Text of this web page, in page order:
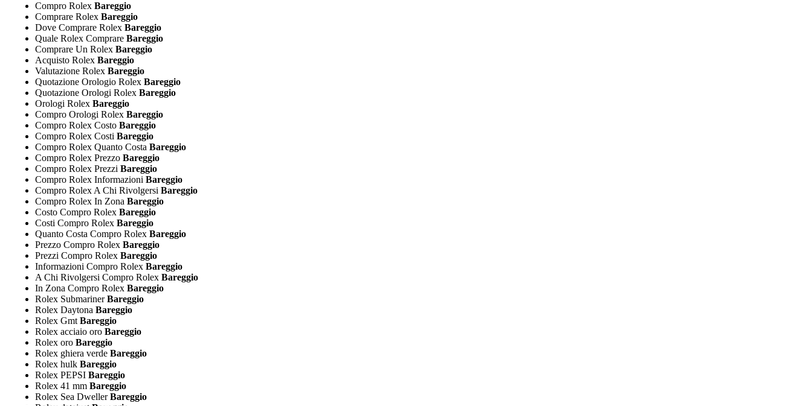
Compro Rolex Bareggio
Comprare Rolex Bareggio
Dove Comprare Rolex Bareggio
Quale Rolex Comprare Bareggio
Comprare Un Rolex Bareggio
Acquisto Rolex Bareggio
Valutazione Rolex Bareggio
Quotazione Orologio Rolex Bareggio
Quotazione Orologi Rolex Bareggio
Orologi Rolex Bareggio
Compro Orologi Rolex Bareggio
Compro Rolex Costo Bareggio
Compro Rolex Costi Bareggio
Compro Rolex Quanto Costa Bareggio
Compro Rolex Prezzo Bareggio
Compro Rolex Prezzi Bareggio
Compro Rolex Informazioni Bareggio
Compro Rolex A Chi Rivolgersi Bareggio
Compro Rolex In Zona Bareggio
Costo Compro Rolex Bareggio
Costi Compro Rolex Bareggio
Quanto Costa Compro Rolex Bareggio
Prezzo Compro Rolex Bareggio
Prezzi Compro Rolex Bareggio
Informazioni Compro Rolex Bareggio
A Chi Rivolgersi Compro Rolex Bareggio
In Zona Compro Rolex Bareggio
Rolex SubmarinerBareggio
Rolex Daytona Bareggio
Rolex Gmt Bareggio
Rolex acciaio oro Bareggio
Rolex oro Bareggio
Rolex ghiera verde Bareggio
Rolex hulk Bareggio
Rolex PEPSI Bareggio
Rolex 41 mm Bareggio
Rolex Sea DwellerBareggio